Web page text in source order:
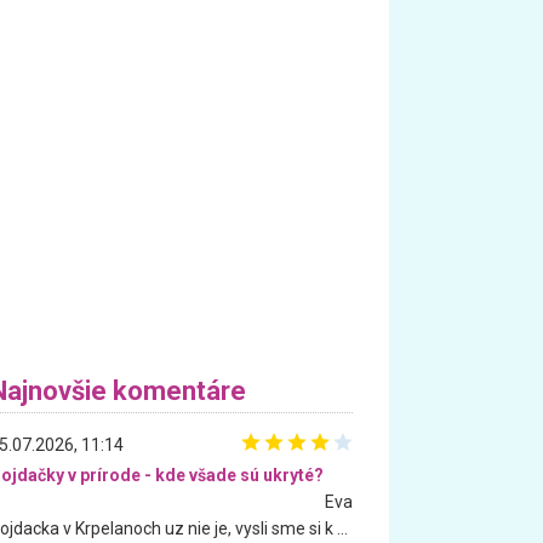
komentáre
11:14
v prírode - kde všade sú ukryté?
Eva